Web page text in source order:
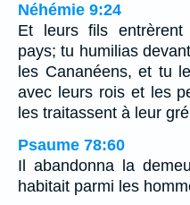
Néhémie 9:24
Et leurs fils
pays; tu humilias
les Cananéens, et tu
avec leurs rois et les
les traitassent à leur
Psaume 78:60
Il abandonna la
habitait parmi les